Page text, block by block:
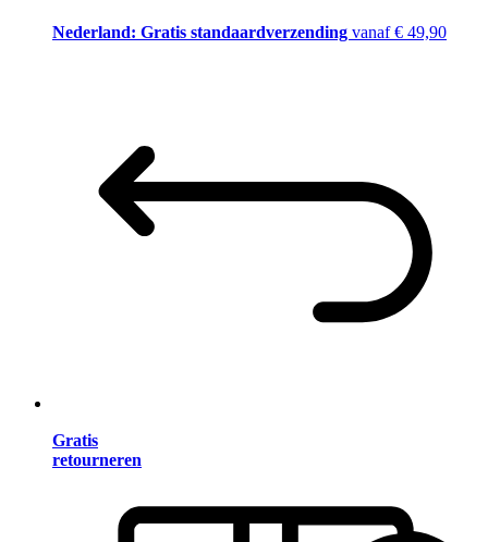
Nederland: Gratis standaardverzending vanaf € 49,90
Gratis
retourneren